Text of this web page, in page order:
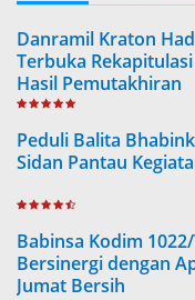
Danramil Kraton
Terbuka
Hasil Pemutakhiran
Peduli Balita
Sidan Pantau
Babinsa Kodim
Bersinergi dengan
Jumat Bersih